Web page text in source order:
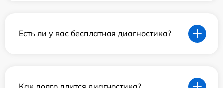
Есть ли у вас бесплатная диагностика?